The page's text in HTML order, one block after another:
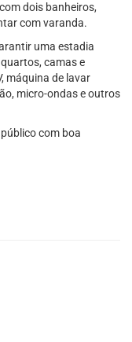
dois banheiros,
com varanda.
uma estadia
camas e
máquina de lavar
micro-ondas e outros
com boa